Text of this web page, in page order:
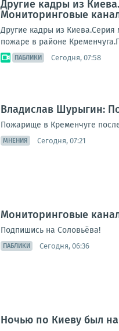
Другие кадры из
Мониторинговые
Другие кадры из
пожаре в районе
ПАБЛИКИ Сегодня, 07:58
Владислав Шурыгин:
Пожарище в Кременчуге
МНЕНИЯ Сегодня, 07:21
Мониторинговые
Подпишись на Соловьёва!
ПАБЛИКИ Сегодня, 06:36
Ночью по Киеву был